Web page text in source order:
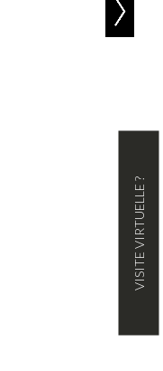
VISITE VIRTUELLE ?